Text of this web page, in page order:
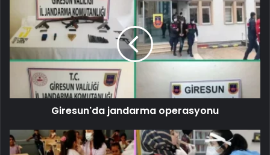
Giresun'da jandarma operasyonu